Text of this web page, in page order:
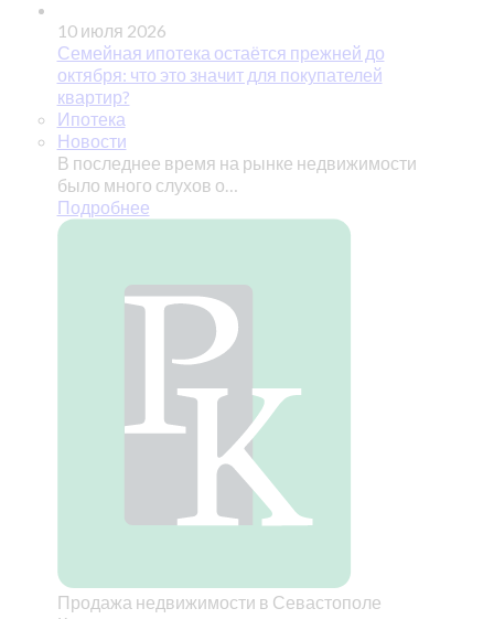
10 июля 2026
Семейная ипотека остаётся прежней до
октября: что это значит для покупателей
квартир?
Ипотека
Новости
В последнее время на рынке недвижимости
было много слухов о…
Подробнее
Продажа недвижимости в Севастополе